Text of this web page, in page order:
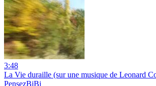
3:48
La Vie duraille (sur une musique de Leonard
PensezBiBi